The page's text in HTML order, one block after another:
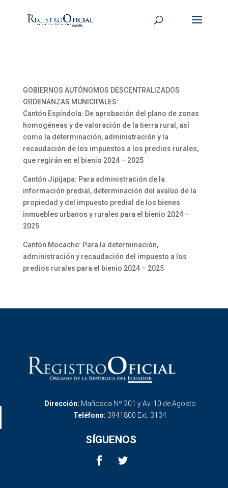
GOBIERNOS AUTÓNOMOS DESCENTRALIZADOS
ORDENANZAS MUNICIPALES:
Cantón Espíndola: De aprobación del plano de zonas
homogéneas y de valoración de la tierra rural, así
como la determinación, administración y la
recaudación de los impuestos a los predios rurales,
que regirán en el bienio 2024 – 2025
Cantón Jipijapa: Para administración de la
información predial, determinación del avalúo de la
propiedad y del impuesto predial de los bienes
inmuebles urbanos y rurales para el bienio 2024 –
2025
Cantón Mocache: Para la determinación,
administración y recaudación del impuesto a los
predios rurales para el bienio 2024 – 2025
Dirección: Mañosca Nº 201 y Av. 10 de Agosto
Teléfono: 3941800 Ext. 3134
SÍGUENOS